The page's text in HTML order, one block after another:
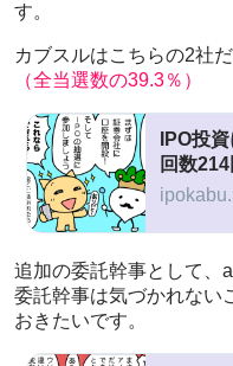
す。
カブスルはこちらの2社
（全当選数の39.3％）
IPO投
回数
追加の委託幹事として、
委託幹事は気づかれない
おきたいです。